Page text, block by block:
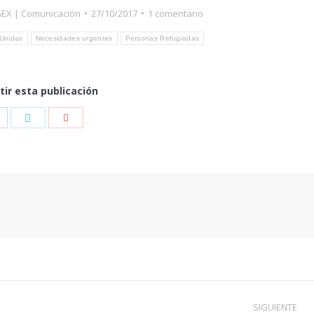
| Comunicación 27/10/2017
1 comentario
Necesidades urgentes Personas Refugiadas
esta publicación
CompartirCompartir
SIGUIENTE